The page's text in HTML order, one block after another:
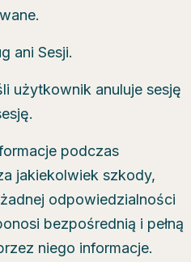
ani Sesji.
użytkownik anuluje sesję
podczas
jakiekolwiek szkody,
odpowiedzialności
bezpośrednią i pełną
niego informacje.